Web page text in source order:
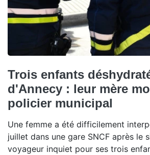
Trois enfants
d'Annecy : leur mère
policier municipal
Une femme a été difficilement
juillet dans une gare SNCF après le
voyageur inquiet pour ses trois